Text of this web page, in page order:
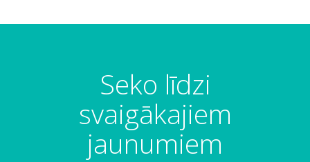
Seko līdzi
svaigākajiem
jaunumiem